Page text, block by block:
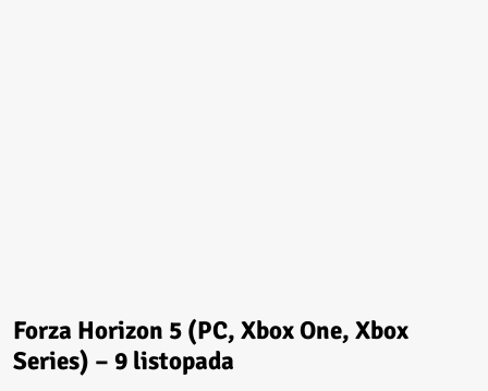
Forza Horizon 5 (PC, Xbox One, Xbox
Series) – 9 listopada